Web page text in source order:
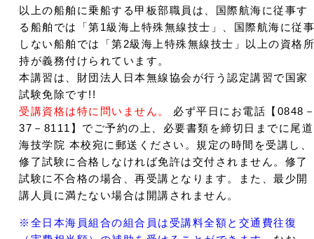
以上の船舶に乗船する甲板部職員は、国際航海に従事す
る船舶では「第1級海上特殊無線技士」、国際航海に従事
しない船舶では「第2級海上特殊無線技士」以上の資格所
持が義務付けられています。
本講習は、財団法人日本無線協会が行う認定講習で国家
試験免除です!!
受講資格は特に問いません。
必ず平日にお電話【0848
37－8111】でご予約の上、必要書類を締切日までに尾道
海技学院 本校宛に郵送ください。規定の時間を受講し、
修了試験に合格しなければ免許は交付されません。修了
試験に不合格の場合、再受講となります。また、最少開
講人員に満たない場合は開講されません。
※全日本海員組合の組合員は受講料全額と交通費往復